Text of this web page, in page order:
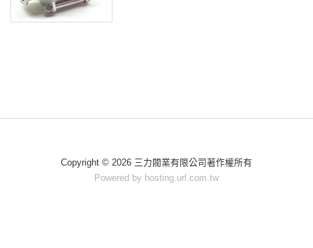
Copyright © 2026 三力閥業有限公司著作權所有
Powered by hosting.url.com.tw